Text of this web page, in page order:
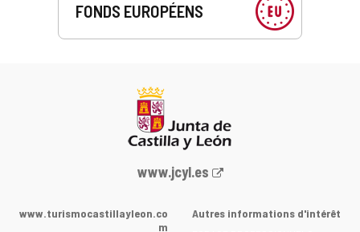
FONDS EUROPÉENS
Portail
la
www.jcyl.es
www.turismocastillayleon.co
m
Autres informations d'intérêt